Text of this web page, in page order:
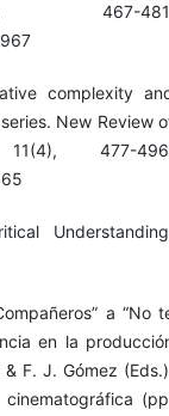
467-
complexity
New Review
477-
a “No
en la
F. J. Gómez